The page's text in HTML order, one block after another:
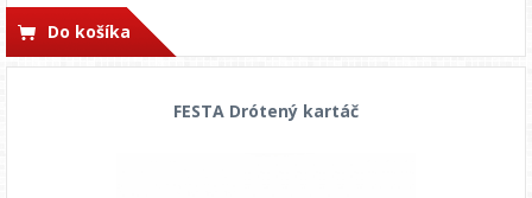
Do košíka
FESTA Drótený kartáč